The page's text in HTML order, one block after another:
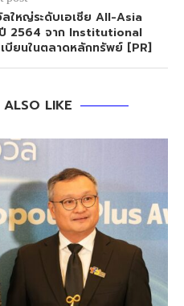
ลใหญ่ระดับเอเชีย All-Asia
2564 จาก Institutional
บียนในตลาดหลักทรัพย์ [PR]
LIKE